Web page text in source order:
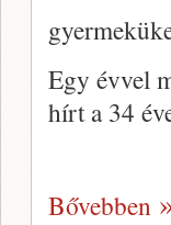
Egy évvel
hírt a 34
Bővebben